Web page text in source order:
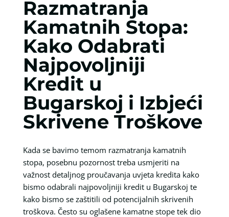
Razmatranja
Kamatnih Stopa:
Kako Odabrati
Najpovoljniji
Kredit u
Bugarskoj i Izbjeći
Skrivene Troškove
Kada se bavimo temom razmatranja kamatnih
stopa, posebnu pozornost treba usmjeriti na
važnost detaljnog proučavanja uvjeta kredita kako
bismo odabrali najpovoljniji kredit u Bugarskoj te
kako bismo se zaštitili od potencijalnih skrivenih
troškova. Često su oglašene kamatne stope tek dio